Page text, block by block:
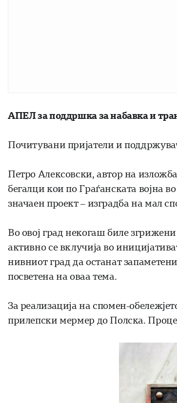
АПЕЛ за поддршка за набавка и
Почитувани пријатели и
Петро Алексовски, автор на
бегалци кои по Граѓанската војна
значаен проект – изградба на мал
Во овој град некогаш биле
активно се вклучија во
нивниот град да останат
посветена на оваа тема.
За реализација на спомен-
прилепски мермер до Полска.